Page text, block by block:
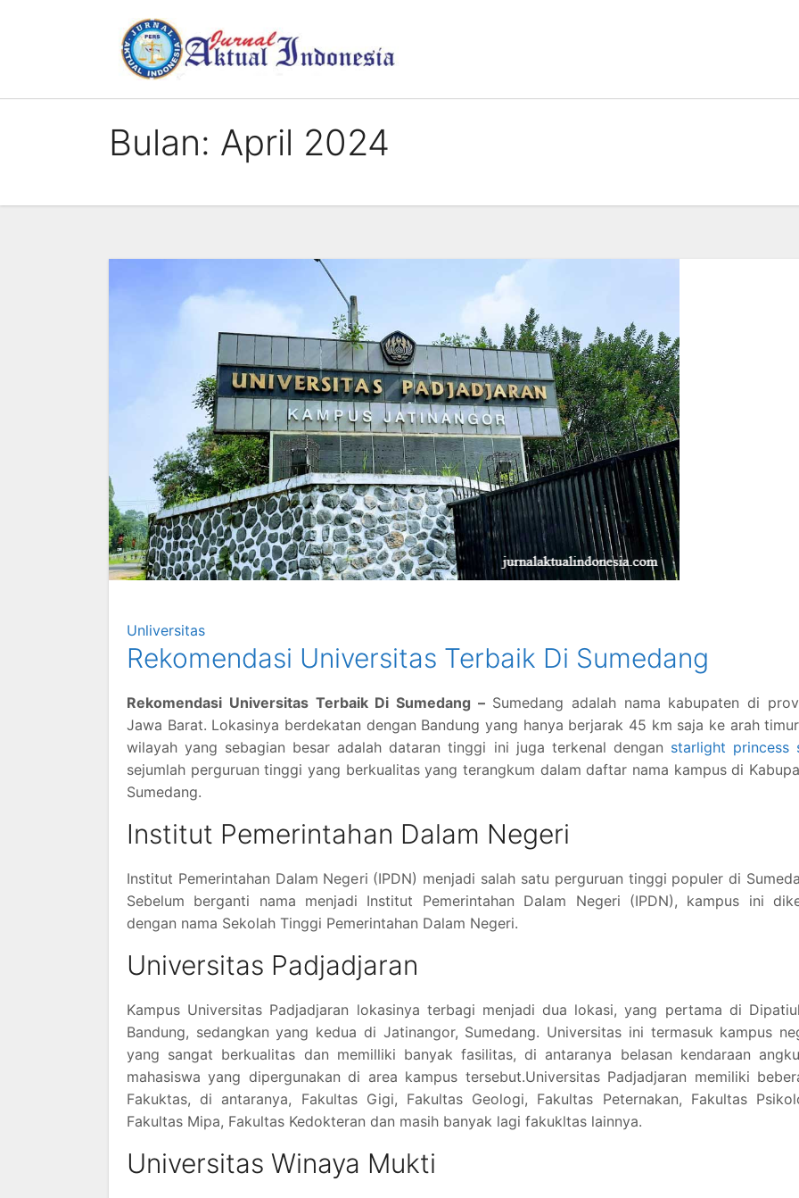
Bulan: April 2024
Unliversitas
Rekomendasi Universitas Terbaik Di Sumedang
Rekomendasi Universitas Terbaik Di Sumedang – Sumedang adalah nama kabupaten di
Jawa Barat. Lokasinya berdekatan dengan Bandung yang hanya berjarak 45 km saja ke arah
wilayah yang sebagian besar adalah dataran tinggi ini juga terkenal dengan starlight princess
sejumlah perguruan tinggi yang berkualitas yang terangkum dalam daftar nama kampus di
Sumedang.
Institut Pemerintahan Dalam Negeri
Institut Pemerintahan Dalam Negeri (IPDN) menjadi salah satu perguruan tinggi populer di
Sebelum berganti nama menjadi Institut Pemerintahan Dalam Negeri (IPDN), kampus ini
dengan nama Sekolah Tinggi Pemerintahan Dalam Negeri.
Universitas Padjadjaran
Kampus Universitas Padjadjaran lokasinya terbagi menjadi dua lokasi, yang pertama di
Bandung, sedangkan yang kedua di Jatinangor, Sumedang. Universitas ini termasuk kampus
yang sangat berkualitas dan memilliki banyak fasilitas, di antaranya belasan kendaraan
mahasiswa yang dipergunakan di area kampus tersebut.Universitas Padjadjaran memiliki
Fakuktas, di antaranya, Fakultas Gigi, Fakultas Geologi, Fakultas Peternakan, Fakultas
Fakultas Mipa, Fakultas Kedokteran dan masih banyak lagi fakukltas lainnya.
Universitas Winaya Mukti